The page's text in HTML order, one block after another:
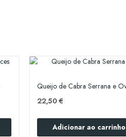
22,50 €
Adicionar ao carrinho